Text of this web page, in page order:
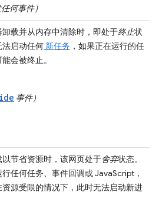
何事件）
载并从内存中清除时，即处于终止状
启动任何 新任务 ，如果正在运行的任
会被终止。
事件）
节省资源时，该网页处于舍弃状态。
任何任务、事件回调或 JavaScript，
源受限的情况下，此时无法启动新进